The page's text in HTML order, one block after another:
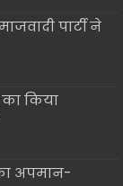
पार्टी ने
किया
अपमान-